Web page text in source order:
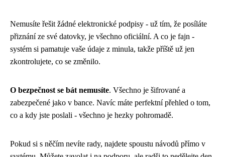
Nemusíte řešit žádné elektronické podpisy - už tím, že posíláte
přiznání ze své datovky, je všechno oficiální. A co je fajn -
systém si pamatuje vaše údaje z minula, takže příště už jen
zkontrolujete, co se změnilo.
O bezpečnost se bát nemusíte. Všechno je šifrované a
zabezpečené jako v bance. Navíc máte perfektní přehled o tom,
co a kdy jste poslali - všechno je hezky pohromadě.
Pokud si s něčím nevíte rady, najdete spoustu návodů přímo v